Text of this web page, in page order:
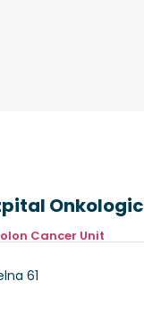
Cancer Unit
61